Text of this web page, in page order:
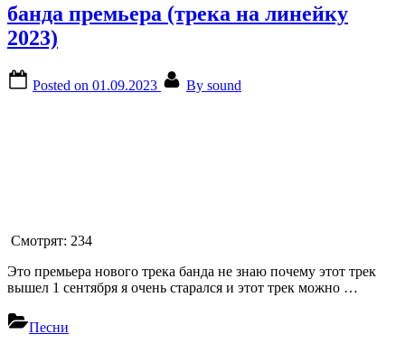
банда премьера (трека на линейку
2023)
Posted on 01.09.2023 By sound
Смотрят: 234
Это премьера нового трека банда не знаю почему этот трек
вышел 1 сентября я очень старался и этот трек можно …
Песни